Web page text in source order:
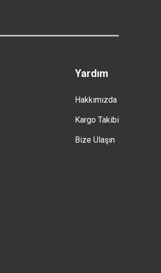
Yardım
Hakkımızda
Kargo Takibi
Bize Ulaşın